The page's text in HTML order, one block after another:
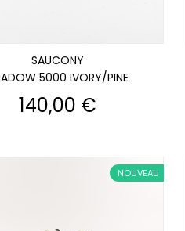
SAUCONY
5000 IVORY/PINE
Prix
140,00 €
NOUVEAU